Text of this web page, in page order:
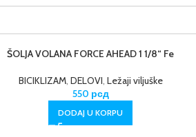
ŠOLJA VOLANA FORCE AHEAD 1 1/8“ Fe
BICIKLIZAM, DELOVI, Ležaji viljuške
550 рсд
DODAJ U KORPU